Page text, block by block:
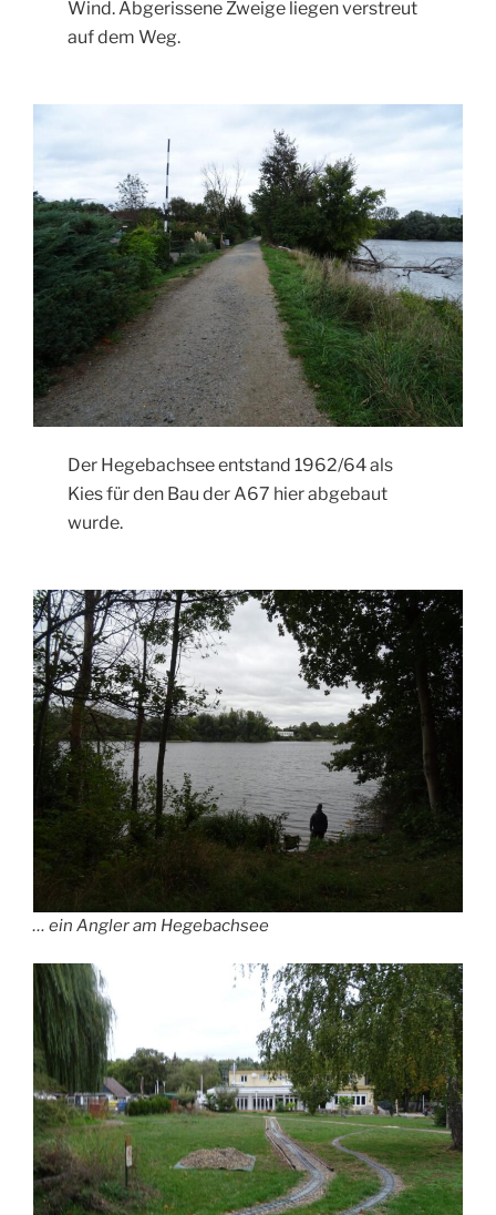
Wind. Abgerissene Zweige liegen verstreut
auf dem Weg.
Der Hegebachsee entstand 1962/64 als
Kies für den Bau der A67 hier abgebaut
wurde.
… ein Angler am Hegebachsee